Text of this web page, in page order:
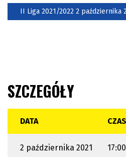
II Liga 2021/2022 2 października
SZCZEGÓŁY
DATA CZAS
2 października 2021 17:00